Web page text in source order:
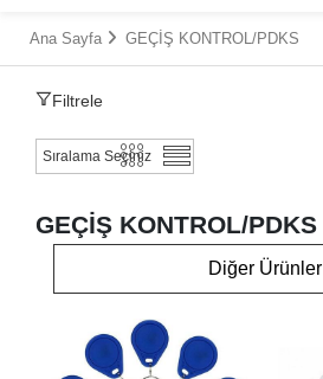
Ana Sayfa GEÇİŞ KONTROL/PDKS
Filtrele
GEÇİŞ KONTROL/PDKS
Diğer Ürünler